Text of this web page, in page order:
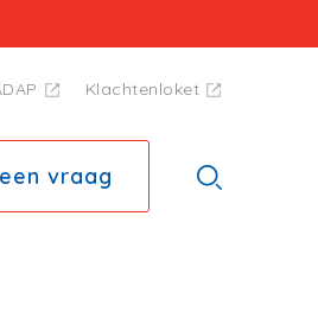
Klachtenloket
vraag